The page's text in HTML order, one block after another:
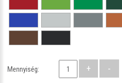
Mennyiség: